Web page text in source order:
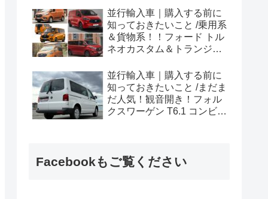
やカスタム・チューニング
パーツも何とかなる！②
並行輸入車｜購入する前に
知っておきたいこと /乗用系
＆貨物系！！フォード トル
ネオカスタム＆トランジッ
め！
並行輸入車｜購入する前に
知っておきたいこと /まだま
だ人気！観音開き！フォル
クスワーゲン T6.1 コンビ横
Facebookもご覧ください